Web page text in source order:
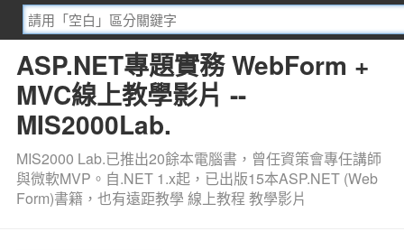
ASP.NET專題實務 WebForm +
MVC線上教學影片 --
MIS2000Lab.
MIS2000 Lab.已推出20餘本電腦書，曾任資策會專任講師
與微軟MVP。自.NET 1.x起，已出版15本ASP.NET (Web
Form)書籍，也有遠距教學 線上教程 教學影片